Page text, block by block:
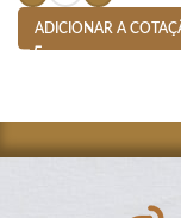
ADICIONAR A